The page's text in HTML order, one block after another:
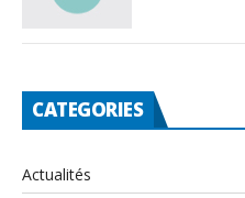
CATEGORIES
Actualités